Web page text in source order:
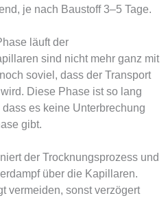
je nach Baustoff 3–5 Tage.
läuft der
sind nicht mehr ganz mit
soviel, dass der Transport
Diese Phase ist so lang
es keine Unterbrechung
gibt.
der Trocknungsprozess und
über die Kapillaren.
vermeiden, sonst verzögert